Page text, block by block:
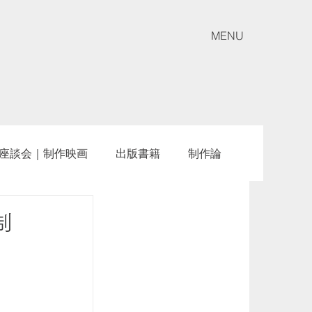
MENU
談会｜制作映画 出版書籍 制作論